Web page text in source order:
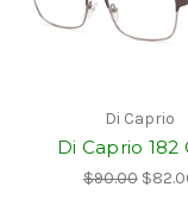
Di Caprio
Di Caprio 182
$90.00